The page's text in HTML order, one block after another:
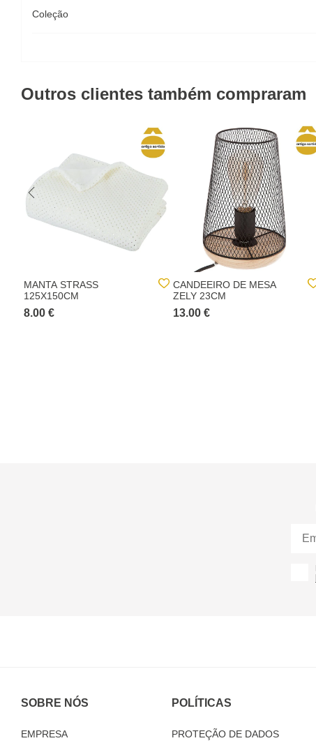
Coleção
Outros clientes também compraram
MANTA STRASS
125X150CM
8.00 €
CANDEEIRO DE MESA
ZELY 23CM
13.00 €
SOBRE NÓS
EMPRESA
POLÍTICAS
PROTEÇÃO DE DADOS